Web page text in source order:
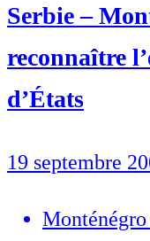
Serbie –
reconnaître
d’États
19 septembre
Monténégro